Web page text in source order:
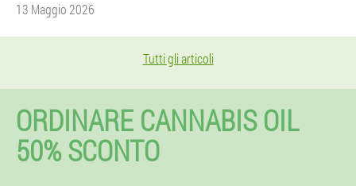
13 Maggio 2026
Tutti gli articoli
ORDINARE CANNABIS OIL
50% SCONTO